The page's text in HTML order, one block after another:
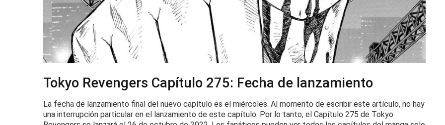
Tokyo Revengers Capítulo 275: Fecha de lanzamiento
La fecha de lanzamiento final del nuevo capítulo es el miércoles. Al momento de escribir este artículo, no hay
una interrupción particular en el lanzamiento de este capítulo. Por lo tanto, el Capítulo 275 de Tokyo